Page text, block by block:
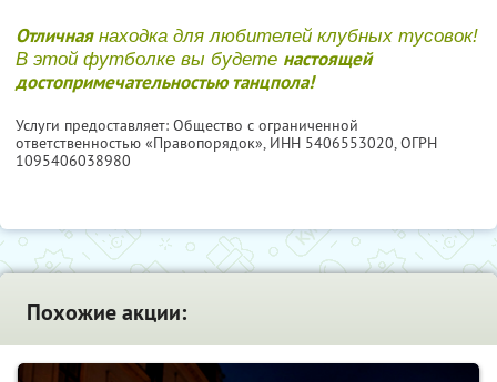
Отличнаянаходка для любителей клубных тусовок!
В этой футболке вы будете настоящей
достопримечательностью танцпола!
Услуги предоставляет: Общество с ограниченной
ответственностью «Правопорядок», ИНН 5406553020, ОГРН
1095406038980
Похожие акции: